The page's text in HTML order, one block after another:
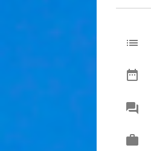
list
date_range
chat
work